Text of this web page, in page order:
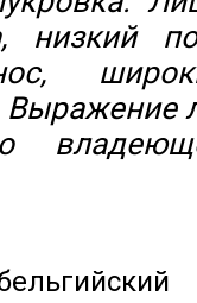
низкий
Выражение